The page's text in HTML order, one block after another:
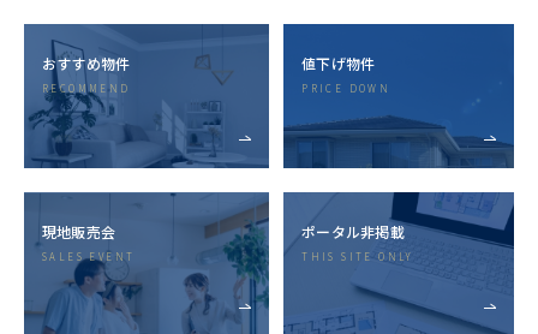
おすすめ物件
RECOMMEND
値下げ物件
PRICE DOWN
現地販売会
SALES EVENT
ポータル⾮掲載
THIS SITE ONLY